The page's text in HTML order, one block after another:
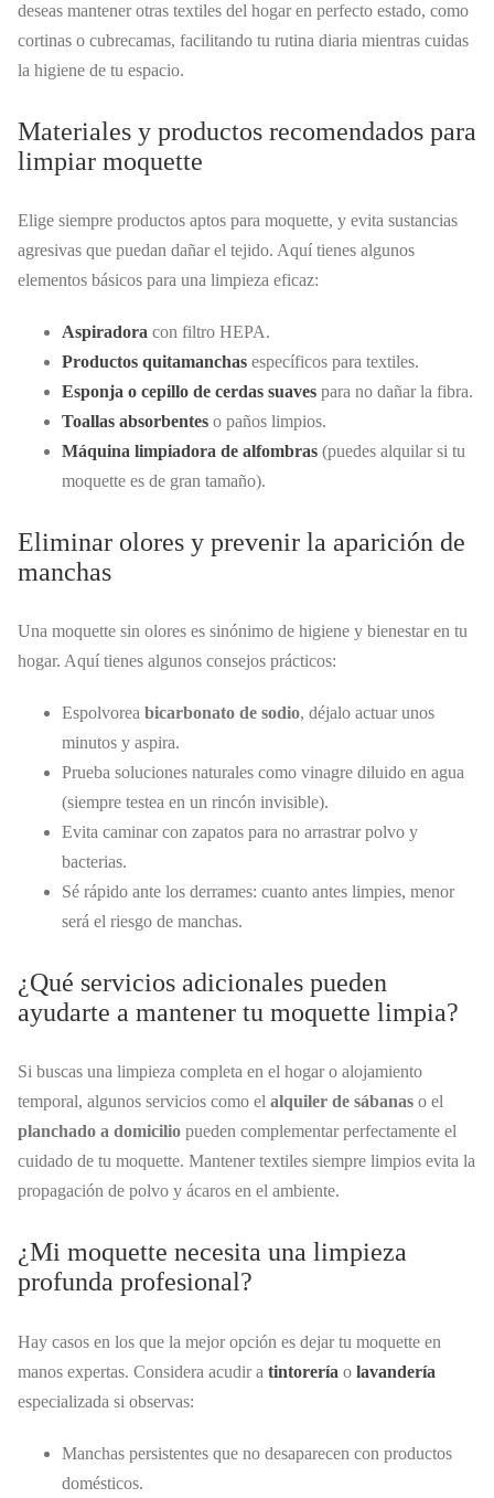
deseas mantener otras textiles del hogar en perfecto estado, como
cortinas o cubrecamas, facilitando tu rutina diaria mientras cuidas
la higiene de tu espacio.
Materiales y productos recomendados para
limpiar moquette
Elige siempre productos aptos para moquette, y evita sustancias
agresivas que puedan dañar el tejido. Aquí tienes algunos
elementos básicos para una limpieza eficaz:
Aspiradora con filtro HEPA.
Productos quitamanchas específicos para textiles.
Esponja o cepillo de cerdas suaves para no dañar la fibra.
Toallas absorbentes o paños limpios.
Máquina limpiadora de alfombras (puedes alquilar si tu
moquette es de gran tamaño).
Eliminar olores y prevenir la aparición de
manchas
Una moquette sin olores es sinónimo de higiene y bienestar en tu
hogar. Aquí tienes algunos consejos prácticos:
Espolvorea bicarbonato de sodio, déjalo actuar unos
minutos y aspira.
Prueba soluciones naturales como vinagre diluido en agua
(siempre testea en un rincón invisible).
Evita caminar con zapatos para no arrastrar polvo y
bacterias.
Sé rápido ante los derrames: cuanto antes limpies, menor
será el riesgo de manchas.
¿Qué servicios adicionales pueden
ayudarte a mantener tu moquette limpia?
Si buscas una limpieza completa en el hogar o alojamiento
temporal, algunos servicios como el alquiler de sábanas o el
planchado a domicilio pueden complementar perfectamente el
cuidado de tu moquette. Mantener textiles siempre limpios evita la
propagación de polvo y ácaros en el ambiente.
¿Mi moquette necesita una limpieza
profunda profesional?
Hay casos en los que la mejor opción es dejar tu moquette en
manos expertas. Considera acudir a tintorería o lavandería
especializada si observas:
Manchas persistentes que no desaparecen con productos
domésticos.